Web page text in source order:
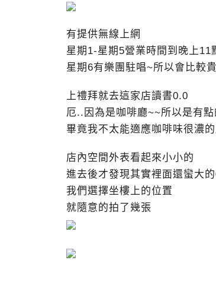
有提供無線上網
星期1-星期5營業時間到晚上11
星期6有樂團駐唱~所以會比較貴
上禮拜就去這家店讀書0.0
厄..因為是咖啡廳~~所以是有
畢竟我不太能適應咖啡味很濃
店內空間外表看起來小小的
進去後才發現其實裡面還蠻大
我們選擇坐樓上的位置
就隨意的拍了幾張